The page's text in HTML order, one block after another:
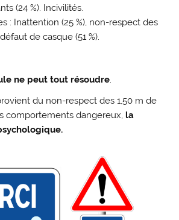
(24 %). Incivilités.
: Inattention (25 %), non-respect des
de casque (51 %).
ne peut tout résoudre.
du non-respect des 1,50 m de
comportements dangereux, la